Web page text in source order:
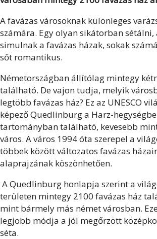
A favázas városoknak különleges
számára. Egy olyan sikátorban sétálni,
simulnak a favázas házak, sokak
sőt romantikus.
Németországban állítólag mintegy
található. De vajon tudja, melyik
legtöbb favázas ház? Ez az UNESCO
képező Quedlinburg a Harz-
tartományban található, kevesebb
város. A város 1994 óta szerepel a
többek között változatos favázas
alaprajzának köszönhetően.
A Quedlinburg honlapja szerint a
területen mintegy 2100 favázas ház
mint bármely más német városban.
legjobb módja a jól megőrzött
séta.